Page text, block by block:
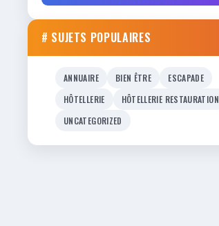
# SUJETS POPULAIRES
ANNUAIRE BIEN ÊTRE
ESCAPADE
HÔTELLERIE
HÔTELLERIE RESTAURATION
UNCATEGORIZED